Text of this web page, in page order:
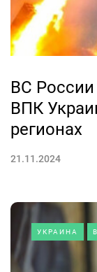
ВС
ВПК
регионах
21.11.2024
УКРАИНА